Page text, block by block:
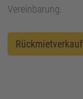
Vereinbarung.